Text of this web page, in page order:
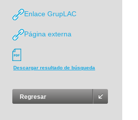
Enlace GrupLAC
Página externa
Descargar resultado de búsqueda
Regresar